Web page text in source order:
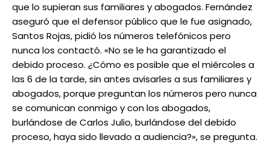
que lo supieran sus familiares y abogados. Fernández
aseguró que el defensor público que le fue asignado,
Santos Rojas, pidió los números telefónicos pero
nunca los contactó. «No se le ha garantizado el
debido proceso. ¿Cómo es posible que el miércoles a
las 6 de la tarde, sin antes avisarles a sus familiares y
abogados, porque preguntan los números pero nunca
se comunican conmigo y con los abogados,
burlándose de Carlos Julio, burlándose del debido
proceso, haya sido llevado a audiencia?», se pregunta.